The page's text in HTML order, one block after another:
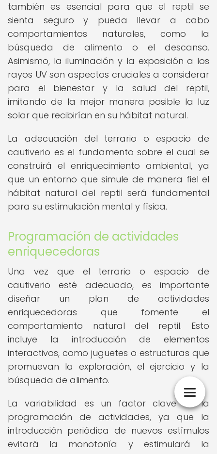
también es esencial para que el reptil se
sienta seguro y pueda llevar a cabo
comportamientos naturales, como la
búsqueda de alimento o el descanso.
Asimismo, la iluminación y la exposición a los
rayos UV son aspectos cruciales a considerar
para el bienestar y la salud del reptil,
imitando de la mejor manera posible la luz
solar que recibirían en su hábitat natural.
La adecuación del terrario o espacio de
cautiverio es el fundamento sobre el cual se
construirá el enriquecimiento ambiental, ya
que un entorno que simule de manera fiel el
hábitat natural del reptil será fundamental
para su estimulación mental y física.
Programación de actividades
enriquecedoras
Una vez que el terrario o espacio de
cautiverio esté adecuado, es importante
diseñar un plan de actividades
enriquecedoras que fomente el
comportamiento natural del reptil. Esto
incluye la introducción de elementos
interactivos, como juguetes o estructuras que
promuevan la exploración, el ejercicio y la
búsqueda de alimento.
La variabilidad es un factor clave en la
programación de actividades, ya que la
introducción periódica de nuevos estímulos
evitará la monotonía y estimulará la